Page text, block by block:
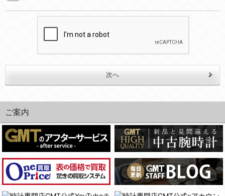
・EVERYBODY×PHOTOGRAPHER.comのフォトシェアリングサービス運営のため
３．個人情報の第三者提供と委託
(2)法令等により開示を求められた場合。
(4)国の機関若しくは地方公共団体又はその委託を受けた者が法令の定める事務を遂行することに対して協力する必要がある場合であって、本人の同意を得ることにより当該事務の遂行に支障を及ぼすおそれがあるとき。
(5)業務を円滑に進めるために、外部業者に個人データの一部又は全部の処理を委託する場合（ただし、委託する場合は委託した個人データの安全管理が図られるように、委託先に対する必要かつ適切な監督を行ないます）。
４．ご提供の任意性
当社への個人情報の提供はお客様の任意ですが、必要な個人情報をご提供いただけない場合、当社のサービス等が利用できない場合がありますのでご了承下さい。
2) ユーザーが本サイト内で第三者のユーザーID、パスワード、メールアドレス及びこれに伴う個人情報を知り得た場合には、速やかに弊社に届け出るものとします。
(2) ユーザーから寄せられた情報を、ユーザーの個人情報を表示せずに開示する場合。
(3) ユーザーが個人情報の開示について同意している場合。
(4) 法令により開示が求められた場合。
(5) 弊社で取り扱う商品またはサービスに関する案内や情報提供（郵便、電子メール等によるダイレクトメールなど）を行なう場合。
(6) 弊社が利用目的を示してユーザーから取得した情報を、その利用目的の範囲内で利用する場合。
ご案内